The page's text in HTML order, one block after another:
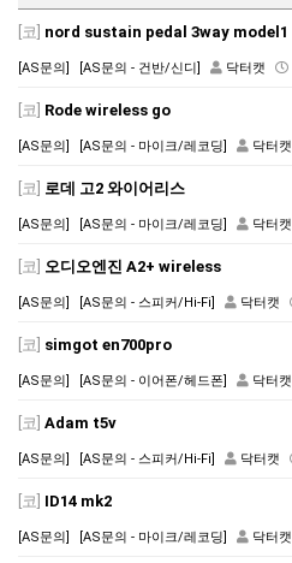
[코] nord sustain pedal 3way model1
[AS문의] [AS문의 - 건반/신디] 닥터캣
[코] Rode wireless go
[AS문의] [AS문의 - 마이크/레코딩] 닥터캣
[코] 로데 고2 와이어리스
[AS문의] [AS문의 - 마이크/레코딩] 닥터캣
[코] 오디오엔진 A2+ wireless
[AS문의] [AS문의 - 스피커/Hi-Fi] 닥터캣
[코] simgot en700pro
[AS문의] [AS문의 - 이어폰/헤드폰] 닥터캣
[코] Adam t5v
[AS문의] [AS문의 - 스피커/Hi-Fi] 닥터캣
[코] ID14 mk2
[AS문의] [AS문의 - 마이크/레코딩] 닥터캣